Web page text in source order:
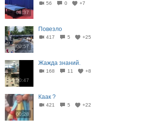
08:37
56 0 +7
00:57
Повезло
417 5 +25
00:47
Жажда знаний.
168 11 +8
00:28
Каак ?
421 5 +22